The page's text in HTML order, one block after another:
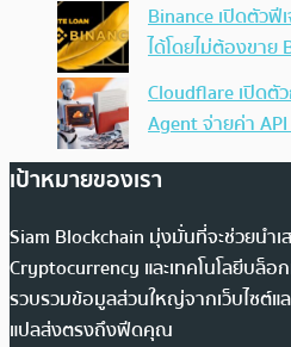
Binance เปิดตัวฟี
ได้โดยไม่ต้องขา
Cloudflare เปิดตั
Agent จ่ายค่า
เป้าหมายของเรา
Siam Blockchain มุ่งมั่นที่จะช่วยนำ
Cryptocurrency และเทคโนโลยีบล็อ
รวบรวมข้อมูลส่วนใหญ่จากเว็บไซต์แ
แปลส่งตรงถึงฟีดคุณ